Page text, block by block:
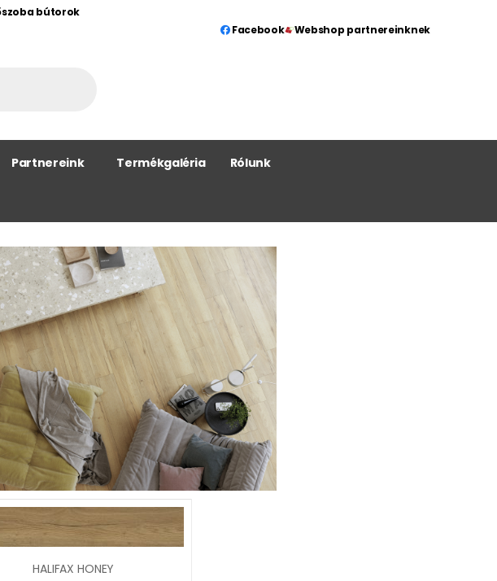
bútorok
Facebook
Webshop partnereinknek
Partnereink Termékgaléria Rólunk
HALIFAX HONEY